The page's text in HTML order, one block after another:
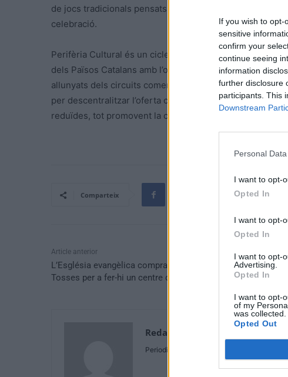
If you wish to
sensitive
confirm your
continue seeing
information
further disclosure
participants. This
Downstream
Personal
I want to opt-
Opted In
I want to opt-
Opted In
I want to opt-
Advertising.
Opted In
I want to opt-
of my
was collected.
Opted Out
de jocs tradicionals pensats perquè infants i adults
celebració.
Perifèria Cultural és un cicle de música, cultura i
dels Països Catalans amb l’objectiu d’apropar la
allunyats dels circuits comercials habituals, com és el
per descentralitzar l’oferta cultural i portar concerts,
reduïdes, tot promovent la cultura de proximitat i la
Comparteix
Article anterior
L’Església evangèlica compra l’antiga Metro a les
Tosses per a fer-hi un centre de culte
Redaccio
Periodistes